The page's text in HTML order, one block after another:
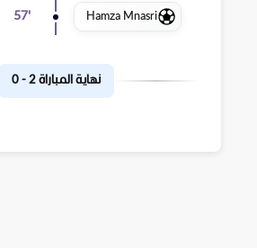
Hamza Mnasri
57'
نهاية المباراة2
-
0